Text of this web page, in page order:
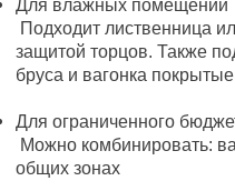
Для влажных помещений
Подходит лиственница
защитой торцов. Также
бруса и вагонка
Для ограниченного
Можно комбинировать:
общих зонах